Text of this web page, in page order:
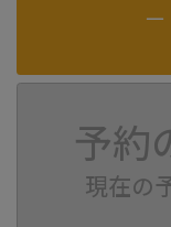
予約
現在の